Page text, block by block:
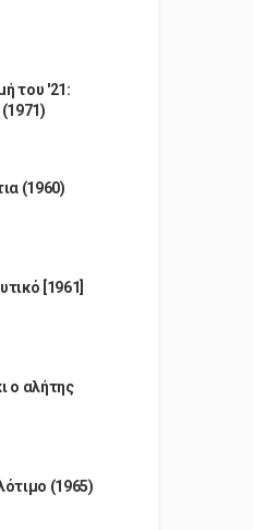
του '21:
(1960)
[1961]
ο αλήτης
(1965)